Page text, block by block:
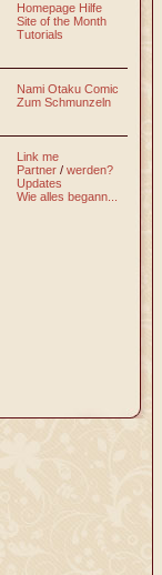
Homepage Hilfe
Site of the Month
Tutorials
Nami Otaku Comic
Zum Schmunzeln
Link me
Partner / werden?
Updates
Wie alles begann...